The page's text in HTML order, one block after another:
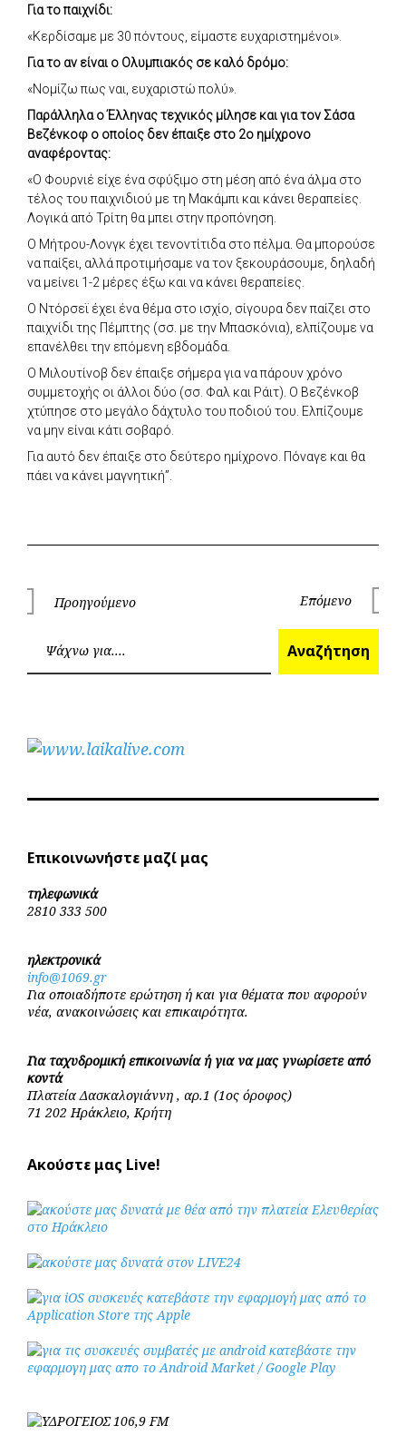
Για το παιχνίδι:
«Κερδίσαμε με 30 πόντους, είμαστε ευχαριστημένοι».
Για το αν είναι ο Ολυμπιακός σε καλό δρόμο:
«Νομίζω πως ναι, ευχαριστώ πολύ».
Παράλληλα ο Έλληνας τεχνικός μίλησε και για τον Σάσα
Βεζένκοφ ο οποίος δεν έπαιξε στο 2ο ημίχρονο
αναφέροντας:
«Ο Φουρνιέ είχε ένα σφύξιμο στη μέση από ένα άλμα στο
τέλος του παιχνιδιού με τη Μακάμπι και κάνει θεραπείες.
Λογικά από Τρίτη θα μπει στην προπόνηση.
Ο Μήτρου-Λονγκ έχει τενοντίτιδα στο πέλμα. Θα μπορούσε
να παίξει, αλλά προτιμήσαμε να τον ξεκουράσουμε, δηλαδή
να μείνει 1-2 μέρες έξω και να κάνει θεραπείες.
Ο Ντόρσεϊ έχει ένα θέμα στο ισχίο, σίγουρα δεν παίζει στο
παιχνίδι της Πέμπτης (σσ. με την Μπασκόνια), ελπίζουμε να
επανέλθει την επόμενη εβδομάδα.
Ο Μιλουτίνοβ δεν έπαιξε σήμερα για να πάρουν χρόνο
συμμετοχής οι άλλοι δύο (σσ. Φαλ και Ράιτ). Ο Βεζένκοβ
χτύπησε στο μεγάλο δάχτυλο του ποδιού του. Ελπίζουμε
να μην είναι κάτι σοβαρό.
Για αυτό δεν έπαιξε στο δεύτερο ημίχρονο. Πόναγε και θα
πάει να κάνει μαγνητική”.
Πλοήγηση
άρθρων
Προηγούμενο Επόμενο
Αναζήτηση
Επικοινωνήστε μαζί μας
τηλεφωνικά
2810 333 500
ηλεκτρονικά
info@1069.gr
Για οποιαδήποτε ερώτηση ή και για θέματα που αφορούν
νέα, ανακοινώσεις και επικαιρότητα.
Για ταχυδρομική επικοινωνία ή για να μας γνωρίσετε από
κοντά
Πλατεία Δασκαλογιάννη , αρ.1 (1ος όροφος)
71 202 Ηράκλειο, Κρήτη
Ακούστε μας Live!